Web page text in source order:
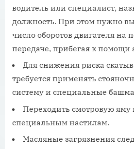
водитель или специалист,
должность. При этом нужно
число оборотов двигателя на
передаче, прибегая к помощи
Для снижения риска
требуется применять
систему и специальные
Переходить смотровую яму
специальным настилам.
Масляные загрязнения